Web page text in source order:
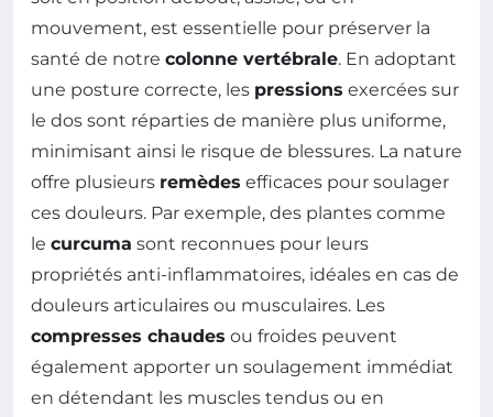
mouvement, est essentielle pour préserver la
santé de notre colonne vertébrale. En adoptant
une posture correcte, les pressions exercées sur
le dos sont réparties de manière plus uniforme,
minimisant ainsi le risque de blessures. La nature
offre plusieurs remèdes efficaces pour soulager
ces douleurs. Par exemple, des plantes comme
le curcuma sont reconnues pour leurs
propriétés anti-inflammatoires, idéales en cas de
douleurs articulaires ou musculaires. Les
compresses chaudes ou froides peuvent
également apporter un soulagement immédiat
en détendant les muscles tendus ou en